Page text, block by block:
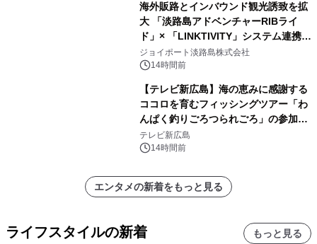
海外販路とインバウンド観光誘致を拡
大 「淡路島アドベンチャーRIBライ
ド」× 「LINKTIVITY」システム連携を
開始！
ジョイポート淡路島株式会社
14時間前
【テレビ新広島】海の恵みに感謝する
ココロを育むフィッシングツアー「わ
んぱく釣りごろつられごろ」の参加小
学生を募集
テレビ新広島
14時間前
エンタメの新着をもっと見る
ライフスタイルの新着 もっと見る